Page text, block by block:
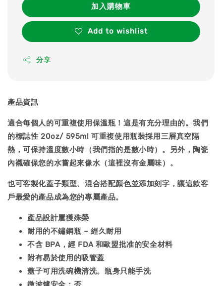
加入購物車
Add to wishlist
分享
產品資訊
適合每個人的可重複使用保溫瓶！這是有充分理由的。我們
的標誌性 20oz/ 595ml 可重複使用瓶裝採用三層真空隔
熱，可保持溫度數小時（我們指的是數小時）。另外，陶瓷
內襯確保您的水嘗起來像水（這裡沒有金屬味）。
也可客製化蓋子類型、混合搭配顏色並添加刻字，讓這款客
戶最愛的產品成為您的專屬產品。
產品設計屢獲殊榮
耐用的不鏽鋼瓶 – 經久耐用
不含 BPA，經 FDA 和歐盟批准的安全材料
附有易於使用的吸管蓋
蓋子可用洗碗機清洗。瓶身只能手洗